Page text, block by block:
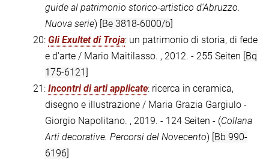
guide al patrimonio storico-artistico d'Abruzzo.
Nuova serie) [Be 3818-6000/b]
20: Gli Exultet di Troja: un patrimonio di storia, di fede
e d'arte / Mario Maitilasso. , 2012. - 255 Seiten [Bq
175-6121]
21: Incontri di arti applicate: ricerca in ceramica,
disegno e illustrazione / Maria Grazia Gargiulo -
Giorgio Napolitano. , 2019. - 124 Seiten - (Collana
Arti decorative. Percorsi del Novecento) [Bb 990-
6196]